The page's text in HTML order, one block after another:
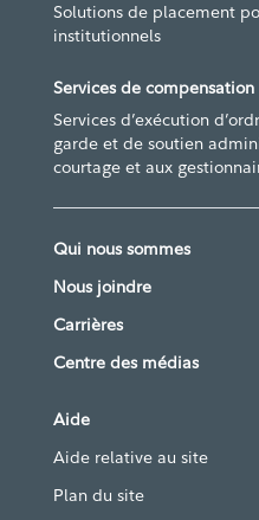
Solutions de placement
institutionnels
Services de
Services d’exécution
garde et de soutien
courtage et aux
Qui nous sommes
Nous joindre
Carrières
Centre des médias
Aide
Aide relative au site
Plan du site